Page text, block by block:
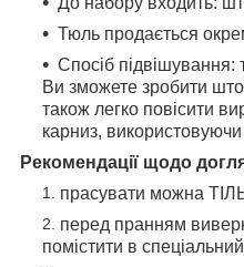
Тюль продається
Спосіб підвішування:
Ви зможете зробити
також легко повісити
карниз, використовуючи
Рекомендації щодо
прасувати можна
перед пранням
помістити в